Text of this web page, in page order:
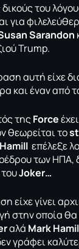
δικούς του
για
Sarandon
Trump.
αυτή είχε
και έναν από
τηςForce
θεωρείται το
επέλεξε
των ΗΠΑ,
Joker…
είχε γίνει
στην οποία θα
αλά Mark
γράφει